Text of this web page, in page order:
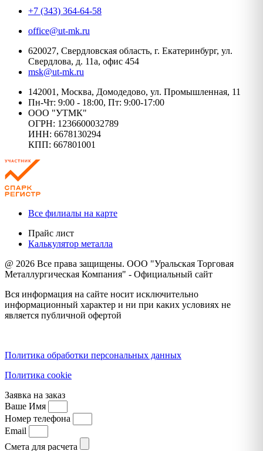
+7 (343) 364-64-58
office@ut-mk.ru
620027, Свердловская область, г. Екатеринбург, ул.
Свердлова, д. 11а, офис 454
msk@ut-mk.ru
142001, Москва, Домодедово, ул. Промышленная, 11
Пн-Чт: 9:00 - 18:00, Пт: 9:00-17:00
ООО "УТМК"
ОГРН: 1236600032789
ИНН: 6678130294
КПП: 667801001
Все филиалы на карте
Прайс лист
Калькулятор металла
@ 2026 Все права защищены. ООО "Уральская Торговая
Металлургическая Компания" - Официальный сайт
Вся информация на сайте носит исключительно
информационный характер и ни при каких условиях не
является публичной офертой
Политика обработки персональных данных
Политика cookie
Заявка на заказ
Ваше Имя
Номер телефона
Email
Смета для расчета